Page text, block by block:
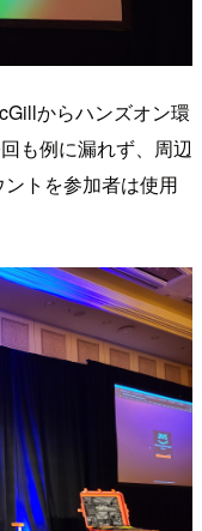
からハンズオン環
も例に漏れず、周辺
トを参加者は使用